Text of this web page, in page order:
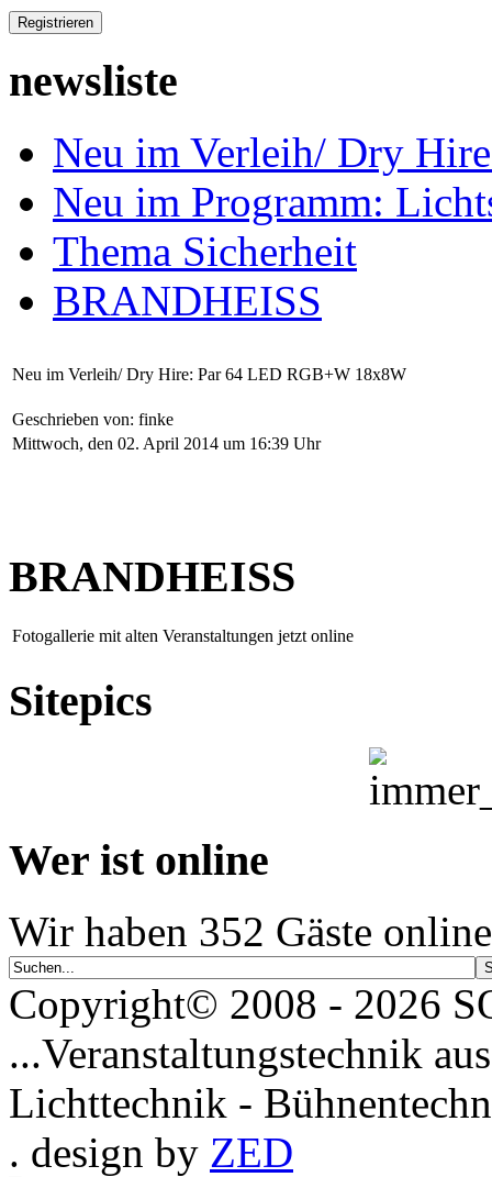
Registrieren
newsliste
Neu im Verleih/ Dry
Neu im Programm:
Thema Sicherheit
BRANDHEISS
Neu im Verleih/ Dry Hire: Par 64 LED RGB+W 18x8W
Geschrieben von: finke
Mittwoch, den 02. April 2014 um 16:39 Uhr
BRANDHEISS
Fotogallerie mit alten Veranstaltungen jetzt online
Sitepics
Wer ist online
Wir haben 352 Gäste online
Copyright© 2008 - 2026
...Veranstaltungstechnik
Lichttechnik -
. design by ZED